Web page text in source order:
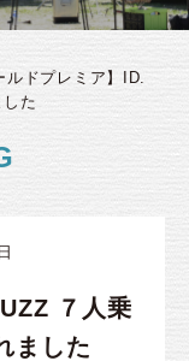
ルドプレミア】ID.
た
７人乗
ました